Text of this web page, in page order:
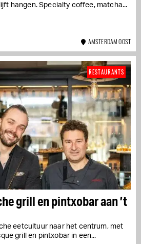
hangen. Specialty coffee, matcha...
AMSTERDAM OOST
grill en pintxobar aan ’t
eetcultuur naar het centrum, met
grill en pintxobar in een...
RESTAURANTS